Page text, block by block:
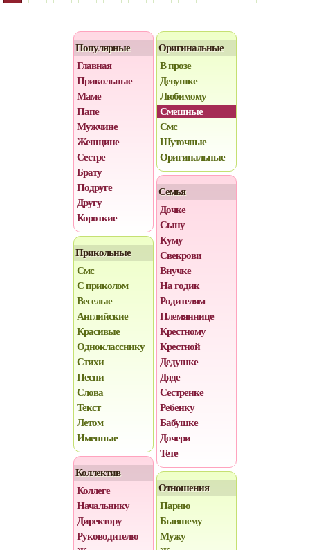
Популярные
Главная
Прикольные
Маме
Папе
Мужчине
Женщине
Сестре
Брату
Подруге
Другу
Короткие
Прикольные
Смс
С приколом
Веселые
Английские
Красивые
Однокласснику
Стихи
Песни
Слова
Текст
Летом
Именные
Коллектив
Коллеге
Начальнику
Директору
Руководителю
Оригинальные
В прозе
Девушке
Любимому
Смешные
Смс
Шуточные
Оригинальные
Семья
Дочке
Сыну
Куму
Свекрови
Внучке
На годик
Родителям
Племяннице
Крестному
Крестной
Дедушке
Дяде
Сестренке
Ребенку
Бабушке
Дочери
Тете
Отношения
Парню
Бывшему
Мужу